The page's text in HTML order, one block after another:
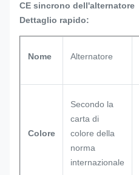
CE sincrono dell'alternatore
Dettaglio rapido:
Nome Alternatore
Colore
Secondo la
carta di
colore della
norma
internazionale